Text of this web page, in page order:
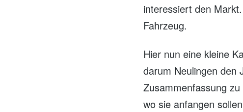
interessiert den
Fahrzeug.
Hier nun eine kleine
darum Neulingen den
Zusammenfassung
wo sie anfangen